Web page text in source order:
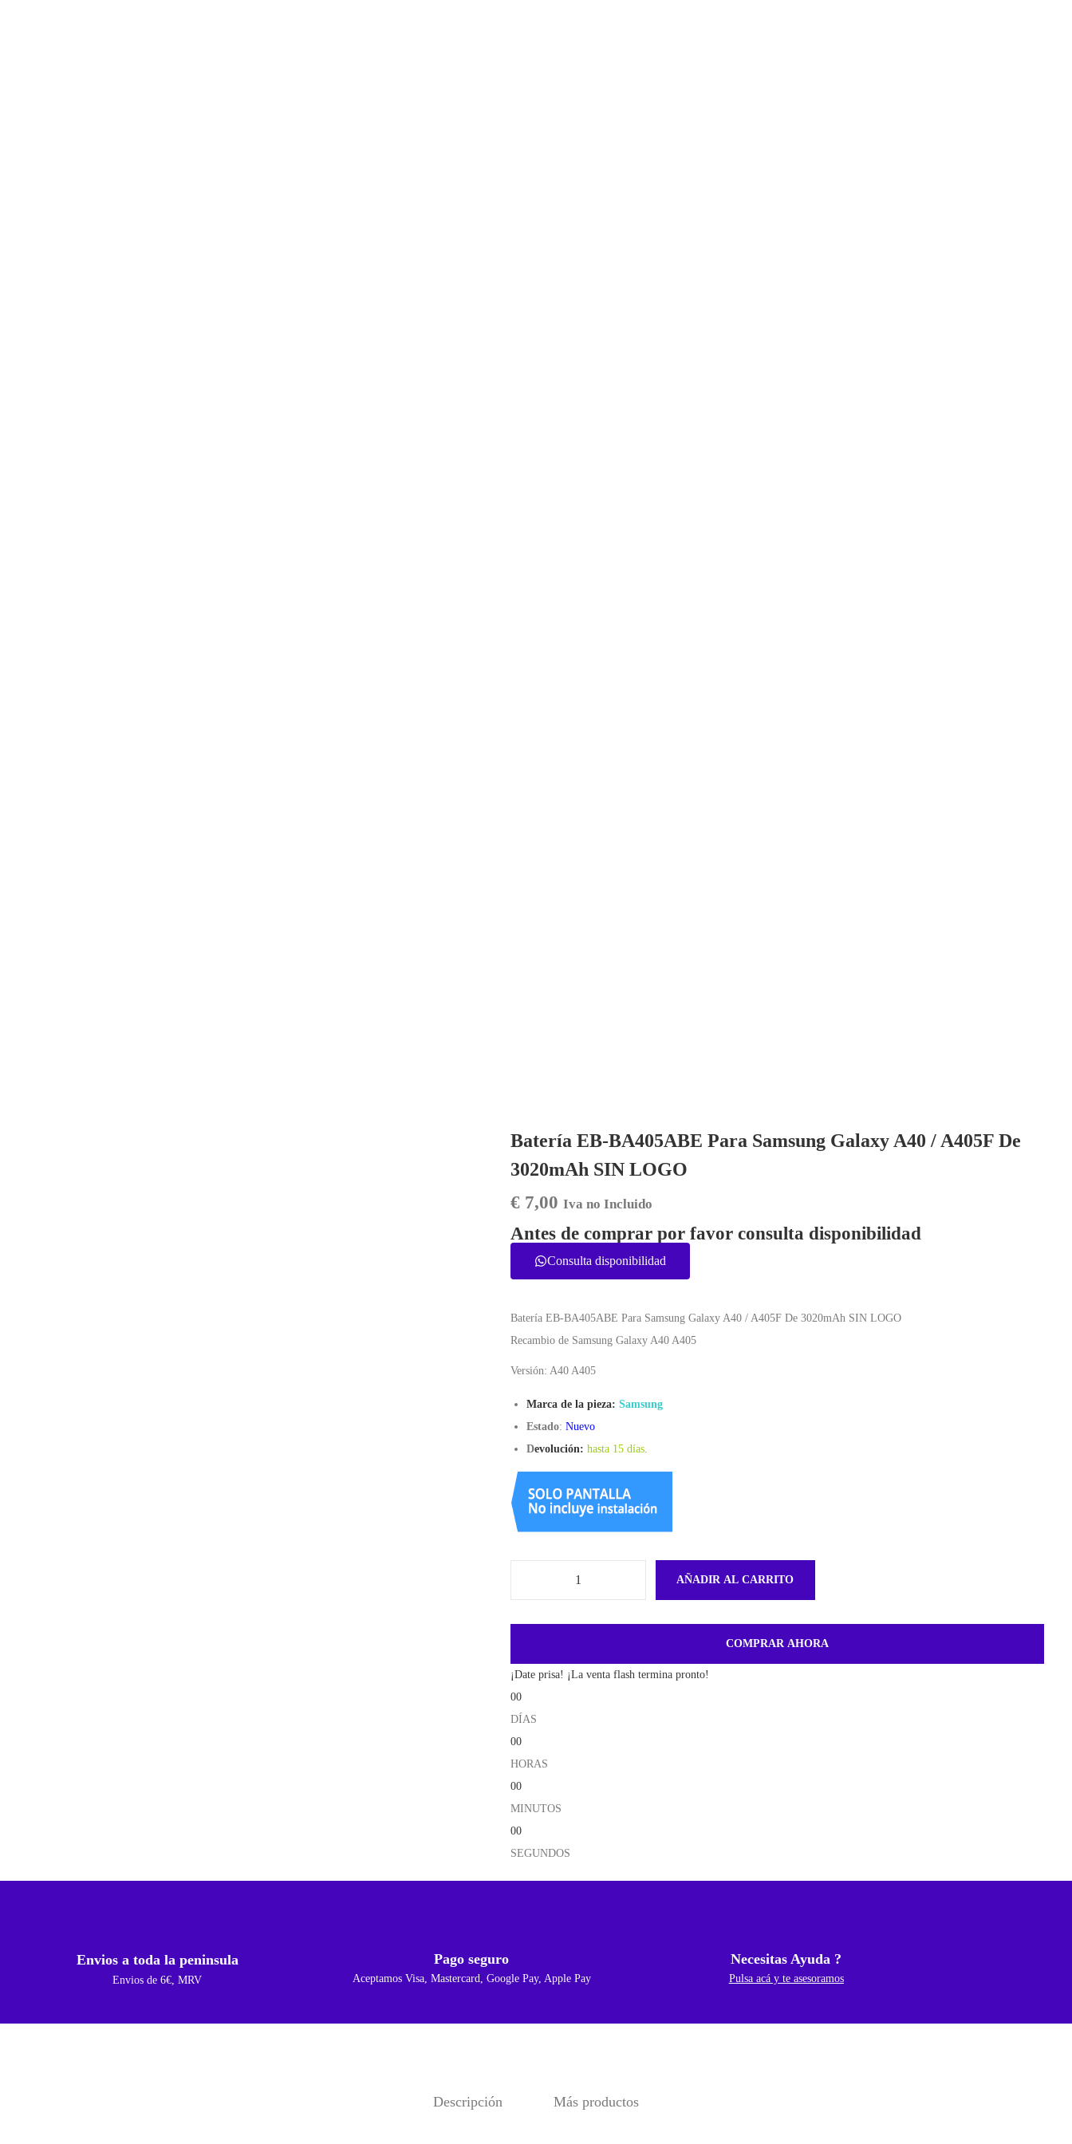
Batería EB-BA405ABE Para Samsung Galaxy A40 / A405F De
3020mAh SIN LOGO
€7,00 Iva no Incluido
Antes de comprar por favor consulta disponibilidad
Consulta disponibilidad
Batería EB-BA405ABE Para Samsung Galaxy A40 / A405F De 3020mAh SIN LOGO
Recambio de Samsung Galaxy A40 A405
Versión: A40 A405
Marca de la pieza: Samsung
Estado: Nuevo
Devolución: hasta 15 días.
AÑADIR AL CARRITO
COMPRAR AHORA
¡Date prisa! ¡La venta flash termina pronto!
00
DÍAS
00
HORAS
00
MINUTOS
00
SEGUNDOS
Envios a toda la peninsula
Envios de 6€, MRV
Pago seguro
Aceptamos Visa, Mastercard, Google Pay, Apple Pay
Necesitas Ayuda ?
Pulsa acá y te asesoramos
Descripción Más productos